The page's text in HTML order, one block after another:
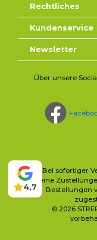
Rechtliches
Kundenservice
Newsletter
Über unsere
* Bei sofortiger
Keine
Bestellungen
4,7
© 2026